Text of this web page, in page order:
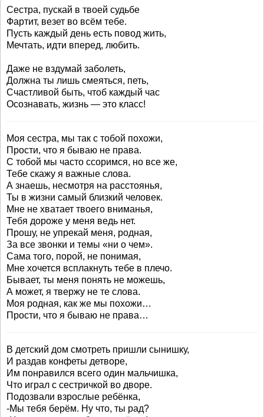
Сестра, пускай в твоей судьбе
Фартит, везет во всём тебе.
Пусть каждый день есть повод жить,
Мечтать, идти вперед, любить.
Даже не вздумай заболеть,
Должна ты лишь смеяться, петь,
Счастливой быть, чтоб каждый час
Осознавать, жизнь — это класс!
Моя сестра, мы так с тобой похожи,
Прости, что я бываю не права.
С тобой мы часто ссоримся, но все же,
Тебе скажу я важные слова.
А знаешь, несмотря на расстоянья,
Ты в жизни самый близкий человек.
Мне не хватает твоего вниманья,
Тебя дороже у меня ведь нет.
Прошу, не упрекай меня, родная,
За все звонки и темы «ни о чем».
Сама того, порой, не понимая,
Мне хочется всплакнуть тебе в плечо.
Бывает, ты меня понять не можешь,
А может, я твержу не те слова.
Моя родная, как же мы похожи…
Прости, что я бываю не права…
В детский дом смотреть пришли сынишку,
И раздав конфеты детворе,
Им понравился всего один мальчишка,
Что играл с сестричкой во дворе.
Подозвали взрослые ребёнка,
-Мы тебя берём. Ну что, ты рад?